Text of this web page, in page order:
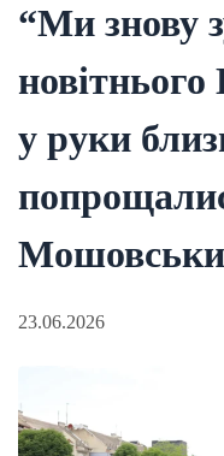
“Ми знову
новітнього
у руки
23.06.2026